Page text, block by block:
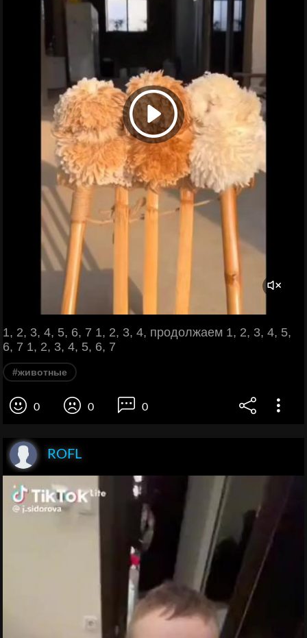
1, 2, 3, 4, 5, 6, 7 1, 2, 3, 4, продолжаем 1, 2, 3, 4, 5,
6, 7 1, 2, 3, 4, 5, 6, 7
#животные
0 0 0
ROFL